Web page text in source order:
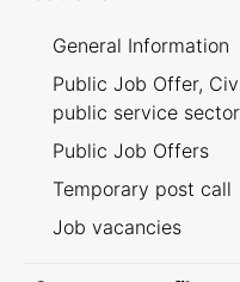
General Information
Public Job Offer,
public service
Public Job Offers
Temporary post call
Job vacancies